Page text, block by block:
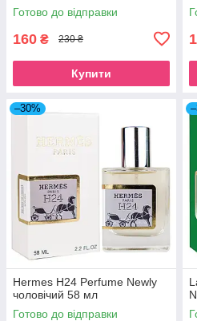
Готово до відправки
160 ₴ 230 ₴
Купити
–30%
Hermes H24 Perfume Newly
чоловічий 58 мл
Готово до відправки